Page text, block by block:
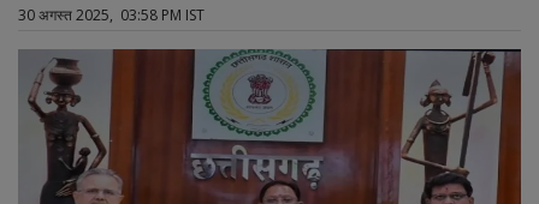
30 अगस्त 2025, 03:58 PM IST